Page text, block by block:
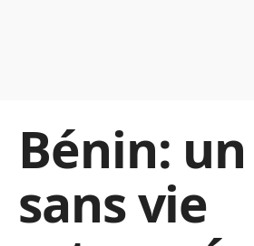
Bénin:
sans vie